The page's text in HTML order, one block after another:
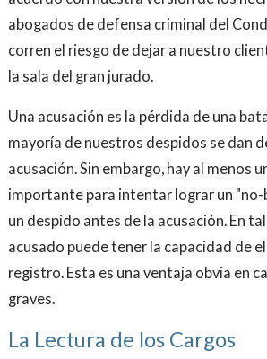
abogados de defensa criminal del
corren el riesgo de dejar a nuestro
la sala del gran jurado.
Una acusación es la pérdida de una
mayoría de nuestros despidos se dan
acusación. Sin embargo, hay al menos
importante para intentar lograr un "no-
un despido antes de la acusación. En
acusado puede tener la capacidad de
registro. Esta es una ventaja obvia en
graves.
La Lectura de los Cargos